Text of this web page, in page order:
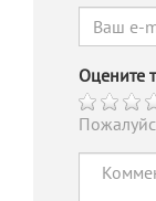
Оцените